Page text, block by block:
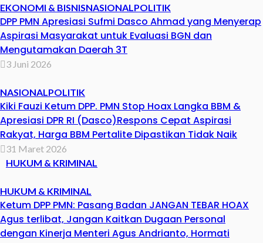
EKONOMI & BISNISNASIONALPOLITIK
DPP PMN Apresiasi Sufmi Dasco Ahmad yang Menyerap
Aspirasi Masyarakat untuk Evaluasi BGN dan
Mengutamakan Daerah 3T
3 Juni 2026
NASIONALPOLITIK
Kiki Fauzi Ketum DPP. PMN Stop Hoax Langka BBM &
Apresiasi DPR RI (Dasco)Respons Cepat Aspirasi
Rakyat, Harga BBM Pertalite Dipastikan Tidak Naik
31 Maret 2026
HUKUM & KRIMINAL
HUKUM & KRIMINAL
Ketum DPP PMN: Pasang Badan JANGAN TEBAR HOAX
Agus terlibat, Jangan Kaitkan Dugaan Personal
dengan Kinerja Menteri Agus Andrianto, Hormati